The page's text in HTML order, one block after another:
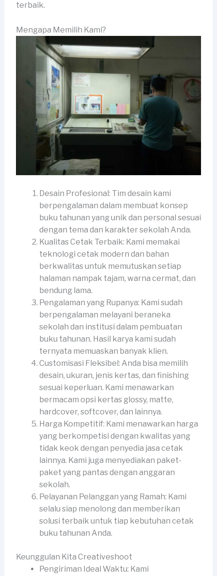
terbaik.
Mengapa Memilih Kami?
Desain Profesional: Tim desain kami
berpengalaman dalam membuat konsep
buku tahunan yang unik dan personal sesuai
dengan tema dan karakter sekolah Anda.
Kualitas Cetak Terbaik: Kami memakai
teknologi cetak modern dan bahan
berkwalitas untuk memutuskan setiap
halaman nampak tajam, warna cermat, dan
bendung lama.
Pengalaman yang Rupanya: Kami sudah
berpengalaman melayani beraneka
sekolah dan institusi dalam pembuatan
buku tahunan. Hasil karya kami sudah
ternyata memuaskan banyak klien.
Customisasi Fleksibel: Anda bisa memilih
desain, ukuran, jenis kertas, dan finishing
sesuai keperluan. Kami menawarkan
bermacam opsi kertas glossy, matte,
hardcover, softcover, dan lainnya.
Harga Kompetitif: Kami menawarkan harga
yang berkompetisi dengan kwalitas yang
tidak keok dengan penyedia jasa cetak
lainnya. Kami juga menyediakan paket-
paket yang pantas dengan anggaran
sekolah.
Pelayanan Pelanggan yang Ramah: Kami
selalu siap menolong dan memberikan
solusi terbaik untuk tiap kebutuhan cetak
buku tahunan Anda.
Keunggulan Kita Creativeshoot
Pengiriman Ideal Waktu: Kami